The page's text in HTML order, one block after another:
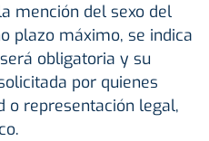
mención del sexo del
plazo máximo, se indica
obligatoria y su
por quienes
o representación legal,